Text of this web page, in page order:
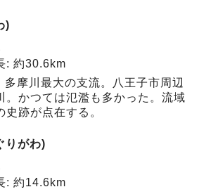
)
: 約30.6km
多摩川最大の支流。八王子市周辺
。かつては氾濫も多かった。流域
史跡が点在する。
りがわ)
: 約14.6km